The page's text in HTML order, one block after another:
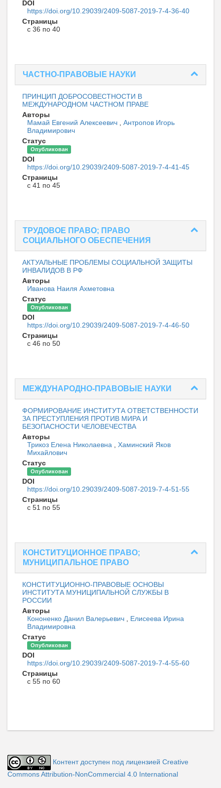
DOI
https://doi.org/10.29039/2409-5087-2019-7-4-36-40
Страницы
с 36 по 40
ЧАСТНО-ПРАВОВЫЕ НАУКИ
ПРИНЦИП ДОБРОСОВЕСТНОСТИ В
МЕЖДУНАРОДНОМ ЧАСТНОМ ПРАВЕ
Авторы
Мамай Евгений Алексеевич
Антропов Игорь
Владимирович
Статус
Опубликован
DOI
https://doi.org/10.29039/2409-5087-2019-7-4-41-45
Страницы
с 41 по 45
ТРУДОВОЕ ПРАВО; ПРАВО
СОЦИАЛЬНОГО ОБЕСПЕЧЕНИЯ
АКТУАЛЬНЫЕ ПРОБЛЕМЫ СОЦИАЛЬНОЙ ЗАЩИТЫ
ИНВАЛИДОВ В РФ
Авторы
Иванова Наиля Ахметовна
Статус
Опубликован
DOI
https://doi.org/10.29039/2409-5087-2019-7-4-46-50
Страницы
с 46 по 50
МЕЖДУНАРОДНО-ПРАВОВЫЕ НАУКИ
ФОРМИРОВАНИЕ ИНСТИТУТА ОТВЕТСТВЕННОСТИ
ЗА ПРЕСТУПЛЕНИЯ ПРОТИВ МИРА И
БЕЗОПАСНОСТИ ЧЕЛОВЕЧЕСТВА
Авторы
Трикоз Елена Николаевна
Хаминский Яков
Михайлович
Статус
Опубликован
DOI
https://doi.org/10.29039/2409-5087-2019-7-4-51-55
Страницы
с 51 по 55
КОНСТИТУЦИОННОЕ ПРАВО;
МУНИЦИПАЛЬНОЕ ПРАВО
КОНСТИТУЦИОННО-ПРАВОВЫЕ ОСНОВЫ
ИНСТИТУТА МУНИЦИПАЛЬНОЙ СЛУЖБЫ В
РОССИИ
Авторы
Кононенко Данил Валерьевич
Елисеева Ирина
Владимировна
Статус
Опубликован
DOI
https://doi.org/10.29039/2409-5087-2019-7-4-55-60
Страницы
с 55 по 60
Контент доступен под лицензией Creative
Commons Attribution-NonCommercial 4.0 International